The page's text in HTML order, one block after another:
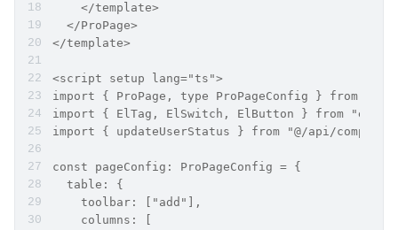
    </template>
  </ProPage>
</template>
<script setup lang="ts">
import { ProPage, type ProPageConfig } from "@/
import { ElTag, ElSwitch, ElButton } from
import { updateUserStatus } from "@/api/
const pageConfig: ProPageConfig = {
  table: {
    toolbar: ["add"],
    columns: [